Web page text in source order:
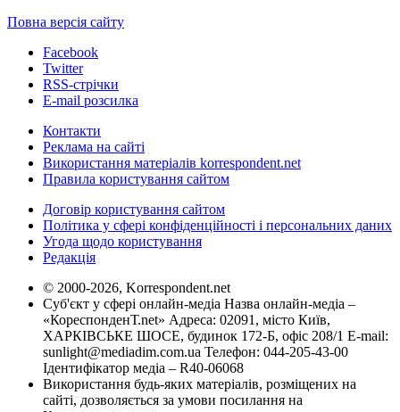
Повна версія сайту
Facebook
Twitter
RSS-стрічки
E-mail розсилка
Контакти
Реклама на сайті
Використання матеріалів korrespondent.net
Правила користування сайтом
Договір користування сайтом
Політика у сфері конфіденційності і персональних даних
Угода щодо користування
Редакція
© 2000-2026, Korrespondent.net
Суб'єкт у сфері онлайн-медіа Назва онлайн-медіа –
«КореспонденТ.net» Адреса: 02091, місто Київ,
ХАРКІВСЬКЕ ШОСЕ, будинок 172-Б, офіс 208/1 E-mail:
sunlight@mediadim.com.ua Телефон: 044-205-43-00
Ідентифікатор медіа – R40-06068
Використання будь-яких матеріалів, розміщених на
сайті, дозволяється за умови посилання на